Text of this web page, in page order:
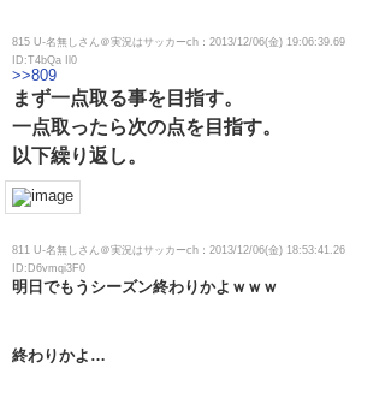
815 U-名無しさん＠実況はサッカーch：2013/12/06(金) 19:06:39.69
ID:T4bQa Il0
>>809
まず一点取る事を目指す。
一点取ったら次の点を目指す。
以下繰り返し。
811 U-名無しさん＠実況はサッカーch：2013/12/06(金) 18:53:41.26
ID:D6vmqi3F0
明日でもうシーズン終わりかよｗｗｗ
終わりかよ…